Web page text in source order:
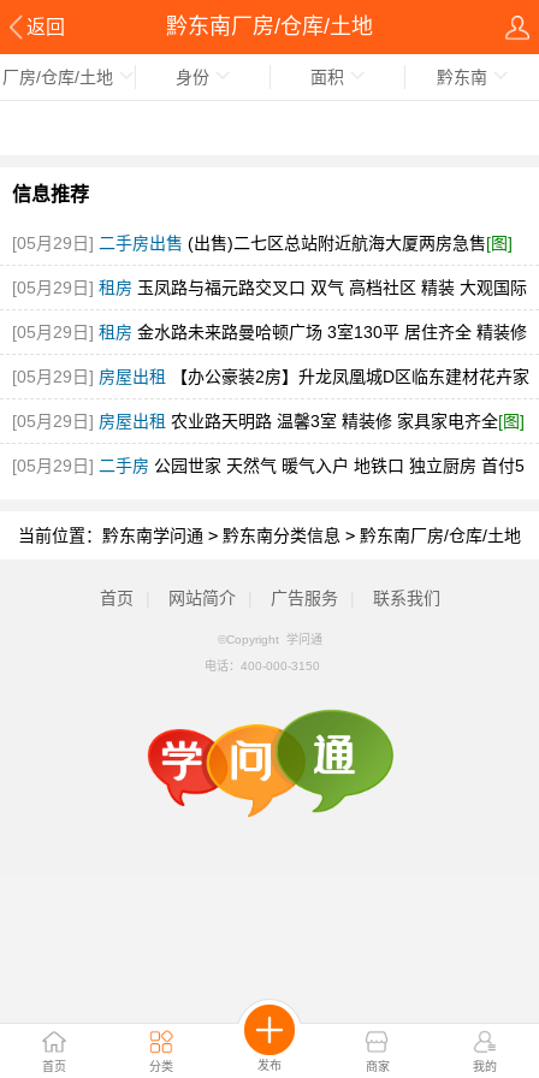
返回 黔东南厂房/仓库/土地
首页 分类 发布 商家 我的
厂房/仓库/土地 身份 面积 黔东南
信息推荐
[05月29日] 二手房出售 (出售)二七区总站附近航海大厦两房急售[图]
[05月29日] 租房 玉凤路与福元路交叉口 双气 高档社区 精装 大观国际
[图]
[05月29日] 租房 金水路未来路曼哈顿广场 3室130平 居住齐全 精装修
随时看[图]
[05月29日] 房屋出租 【办公豪装2房】升龙凤凰城D区临东建材花卉家
电市场中博旁急租[图]
[05月29日] 房屋出租 农业路天明路 温馨3室 精装修 家具家电齐全[图]
[05月29日] 二手房 公园世家 天然气 暖气入户 地铁口 独立厨房 首付5
当前位置： 黔东南学问通 > 黔东南分类信息 > 黔东南厂房/仓库/土地
首页 网站简介 广告服务 联系我们
©Copyright 学问通
电话： 400-000-3150